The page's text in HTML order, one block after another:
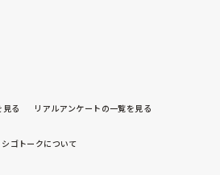
見る リアルアンケートの一覧を見る
シゴトークについて